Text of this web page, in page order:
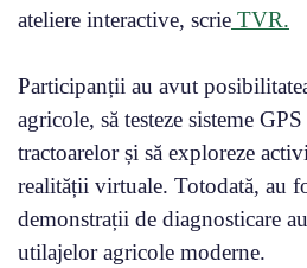
ateliere interactive, scrie TVR.
Participanții au avut
agricole, să testeze sisteme
tractoarelor și să exploreze
realității virtuale. Totodată, au
demonstrații de diagnosticare
utilajelor agricole moderne.